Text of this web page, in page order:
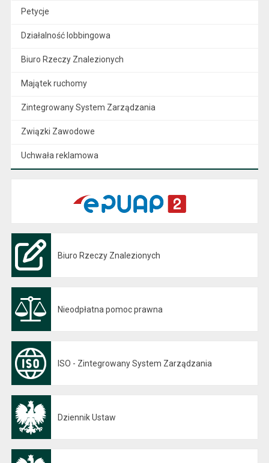
Petycje
Działalność lobbingowa
Biuro Rzeczy Znalezionych
Majątek ruchomy
Zintegrowany System Zarządzania
Związki Zawodowe
Uchwała reklamowa
Biuro Rzeczy Znalezionych
Nieodpłatna pomoc prawna
ISO - Zintegrowany System Zarządzania
Dziennik Ustaw